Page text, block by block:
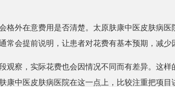
格外在意费用是否清楚。太原肤康中医皮肤病医
常会提前说明，让患者对花费有基本预期，减少
观察，实际花费也会因情况不同而有差异。这
康中医皮肤病医院在这一点上，比较注重把项